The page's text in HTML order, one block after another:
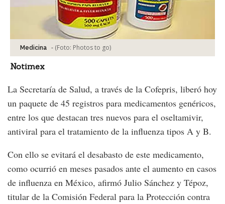
Medicina - (Foto: Photos to go)
Notimex
La Secretaría de Salud, a través de la Cofepris, liberó hoy
un paquete de 45 registros para medicamentos genéricos,
entre los que destacan tres nuevos para el oseltamivir,
antiviral para el tratamiento de la influenza tipos A y B.
Con ello se evitará el desabasto de este medicamento,
como ocurrió en meses pasados ante el aumento en casos
de influenza en México, afirmó Julio Sánchez y Tépoz,
titular de la Comisión Federal para la Protección contra